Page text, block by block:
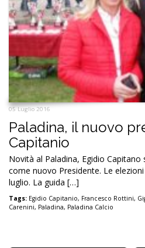
05 Luglio 2016
Paladina, il nuovo
Capitanio
Novità al Paladina, Egidio
come nuovo Presidente. Le
luglio. La guida […]
Tags: Egidio Capitanio, Francesco Rottini,
Carenini, Paladina, Paladina Calcio